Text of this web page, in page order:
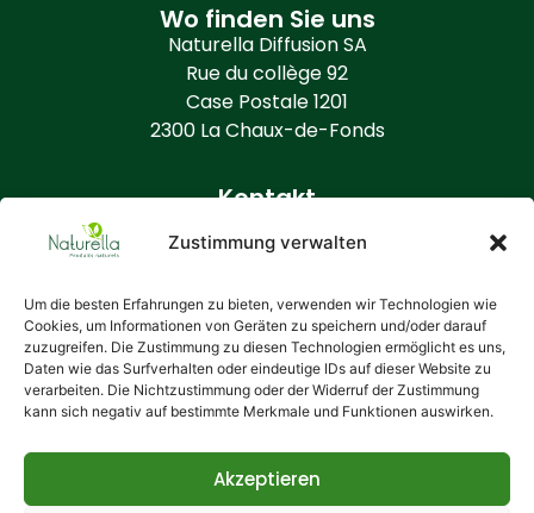
Zustimmung verwalten
Um die besten Erfahrungen zu bieten, verwenden wir Technologien wie
Cookies, um Informationen von Geräten zu speichern und/oder darauf
zuzugreifen. Die Zustimmung zu diesen Technologien ermöglicht es uns,
Daten wie das Surfverhalten oder eindeutige IDs auf dieser Website zu
verarbeiten. Die Nichtzustimmung oder der Widerruf der Zustimmung
kann sich negativ auf bestimmte Merkmale und Funktionen auswirken.
Akzeptieren
Wo finden Sie uns
Naturella Diffusion SA
Rue du collège 92
Case Postale 1201
2300 La Chaux-de-Fonds
Kontakt
info@naturella.ch
https://www.naturella.ch
Zusätzliche Informationen
Wer ist Naturella?
Allgemeine Bedingungen
Ihre Daten
Cookie-Richtlinie